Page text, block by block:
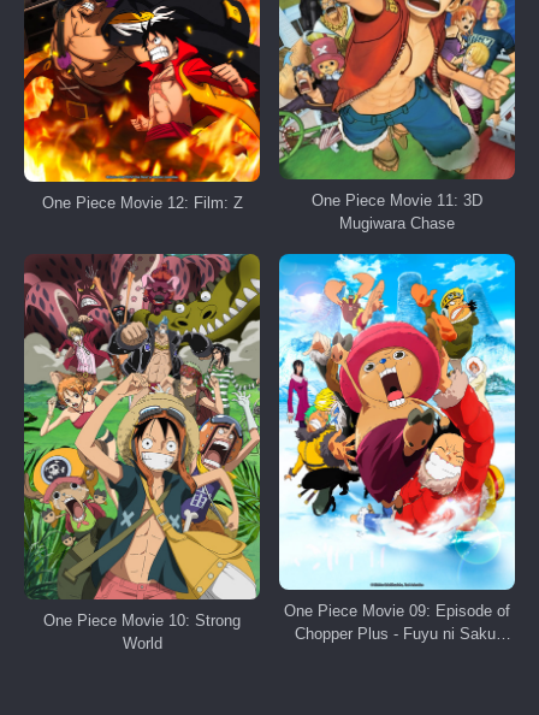
One Piece Movie 12: Film: Z
One Piece Movie 11: 3D
Mugiwara Chase
One Piece Movie 10: Strong
World
One Piece Movie 09: Episode of
Chopper Plus - Fuyu ni Saku,